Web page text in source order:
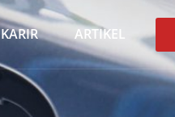
KARIR ARTIKEL